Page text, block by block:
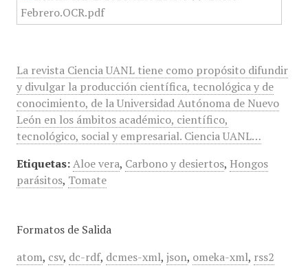
La revista Ciencia UANL tiene como propósito difundir
y divulgar la producción científica, tecnológica y de
conocimiento, de la Universidad Autónoma de Nuevo
León en los ámbitos académico, científico,
tecnológico, social y empresarial. Ciencia UANL…
Etiquetas: Aloe vera, Carbono y desiertos, Hongos
parásitos, Tomate
Formatos de Salida
atom, csv, dc-rdf, dcmes-xml, json, omeka-xml, rss2